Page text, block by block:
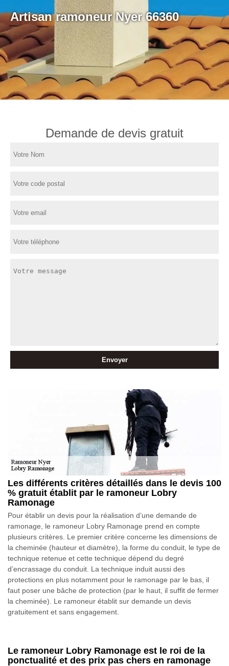
Artisan ramoneur Nyer 66360
Demande de devis gratuit
Les différents critères détaillés dans le devis 100
% gratuit établit par le ramoneur Lobry
Ramonage
Pour établir un devis pour la réalisation d’une demande de
ramonage, le ramoneur Lobry Ramonage prend en compte
plusieurs critères. Le premier critère concerne les dimensions de
la cheminée (hauteur et diamètre), la forme du conduit, le type de
technique retenue et cette technique dépend du degré
d’encrassage du conduit. La technique induit aussi des
protections en plus notamment pour le ramonage par le bas, il
faut poser une bâche de protection (par le haut, il suffit de fermer
la cheminée). Le ramoneur établit sur demande un devis
gratuitement et sans engagement.
Le ramoneur Lobry Ramonage est le roi de la
ponctualité et des prix pas chers en ramonage